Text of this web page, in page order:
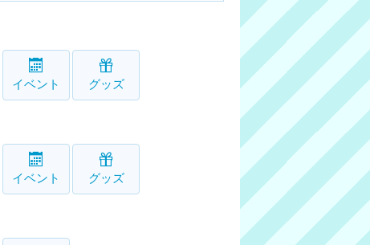
イベント グッズ
イベント グッズ